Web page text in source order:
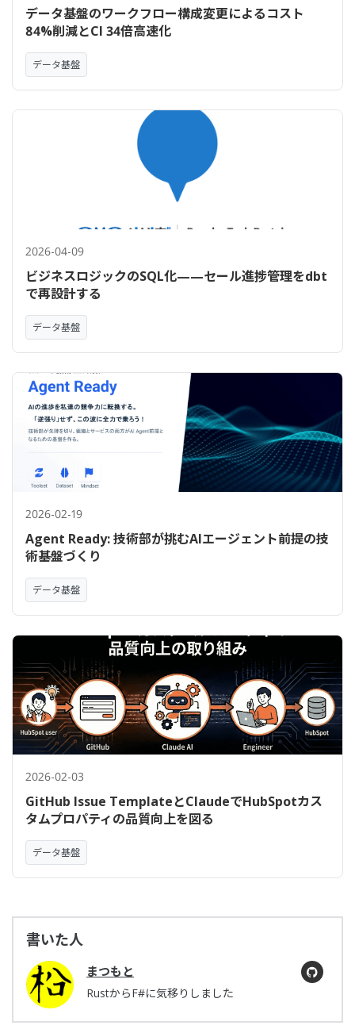
データ基盤のワークフロー構成変更によるコスト
84%削減とCI 34倍高速化
データ基盤
2026-04-09
ビジネスロジックのSQL化——セール進捗管理をdbt
で再設計する
データ基盤
2026-02-19
Agent Ready: 技術部が挑むAIエージェント前提の技
術基盤づくり
データ基盤
2026-02-03
GitHub Issue TemplateとClaudeでHubSpotカス
タムプロパティの品質向上を図る
データ基盤
書いた人
まつもと
RustからF#に気移りしました